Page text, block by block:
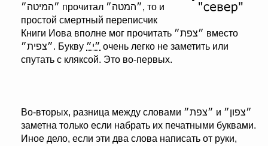
״המיטה״ прочитал ״המטה״, то и
простой смертный переписчик
Книги Иова вполне мог прочитать ״צפת״ вместо
״צפית״. Букву ״י״ очень легко не заметить или
спутать с кляксой. Это во-первых.
Во-вторых, разница между словами ״צפת״ и ״צפון״
заметна только если набрать их печатными буквами.
Иное дело, если эти два слова написать от руки,